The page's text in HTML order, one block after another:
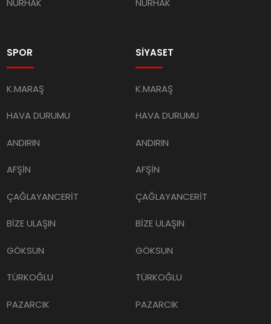
NURHAK NURHAK
SPOR
K.MARAŞ
HAVA DURUMU
ANDIRIN
AFŞİN
ÇAĞLAYANCERİT
BİZE ULAŞIN
GÖKSUN
TÜRKOĞLU
PAZARCIK
SİYASET
K.MARAŞ
HAVA DURUMU
ANDIRIN
AFŞİN
ÇAĞLAYANCERİT
BİZE ULAŞIN
GÖKSUN
TÜRKOĞLU
PAZARCIK